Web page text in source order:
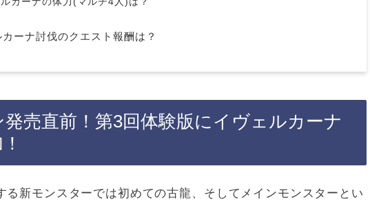
ーナ討伐のクエスト報酬は？
売直前！第3回体験版にイヴェルカーナ
る新モンスターでは初めての古龍、そしてメインモンスターとい